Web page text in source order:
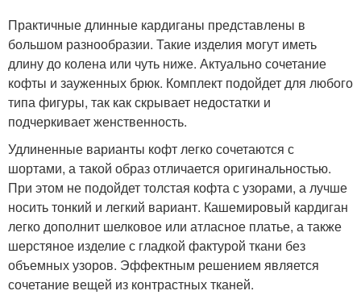
Практичные длинные кардиганы представлены в
большом разнообразии. Такие изделия могут иметь
длину до колена или чуть ниже. Актуально сочетание
кофты и зауженных брюк. Комплект подойдет для любого
типа фигуры, так как скрывает недостатки и
подчеркивает женственность.
Удлиненные варианты кофт легко сочетаются с
шортами, а такой образ отличается оригинальностью.
При этом не подойдет толстая кофта с узорами, а лучше
носить тонкий и легкий вариант. Кашемировый кардиган
легко дополнит шелковое или атласное платье, а также
шерстяное изделие с гладкой фактурой ткани без
объемных узоров. Эффектным решением является
сочетание вещей из контрастных тканей.